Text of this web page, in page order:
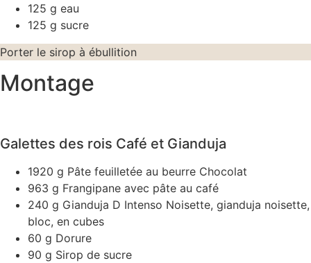
125 g eau
125 g sucre
Porter le sirop à ébullition
Montage
Galettes des rois Café et Gianduja
1920 g Pâte feuilletée au beurre Chocolat
963 g Frangipane avec pâte au café
240 g Gianduja D Intenso Noisette, gianduja noisette,
bloc, en cubes
60 g Dorure
90 g Sirop de sucre